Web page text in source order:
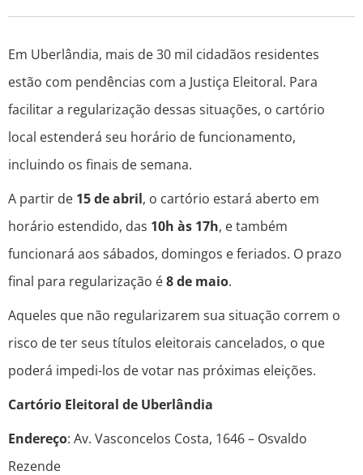
Em Uberlândia, mais de 30 mil cidadãos residentes
estão com pendências com a Justiça Eleitoral. Para
facilitar a regularização dessas situações, o cartório
local estenderá seu horário de funcionamento,
incluindo os finais de semana.
A partir de 15 de abril, o cartório estará aberto em
horário estendido, das 10h às 17h, e também
funcionará aos sábados, domingos e feriados. O prazo
final para regularização é8 de maio.
Aqueles que não regularizarem sua situação correm o
risco de ter seus títulos eleitorais cancelados, o que
poderá impedi-los de votar nas próximas eleições.
Cartório Eleitoral de Uberlândia
Endereço: Av. Vasconcelos Costa, 1646 – Osvaldo
Rezende